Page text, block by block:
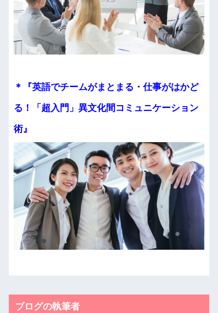
＊『英語でチームがまとまる・仕事がはかど
る！ 「超入門」異文化間コミュニケーション
術』
ブログの執筆者